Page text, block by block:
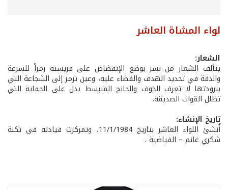
لواء المشاة العاشر
الشعار:
يتألف الشعار من نسر بوضع الإنقضاض على فريسته رمزاً للسرعة
والدقة في تحديد الهدف والقضاء عليه، وعين ترمز إلى الشجاعة التي
ببرودتها لا تعرف الخوف والجانح المنبسط يدل على الحماية التي
تظلل القوات الصديقة.
تاريخ الإنشاء:
أُنشئ اللواء العاشر بتاريخ 11/1/1984، وتمركزت قيادته في ثكنة
شكري غانم – الفياضية .